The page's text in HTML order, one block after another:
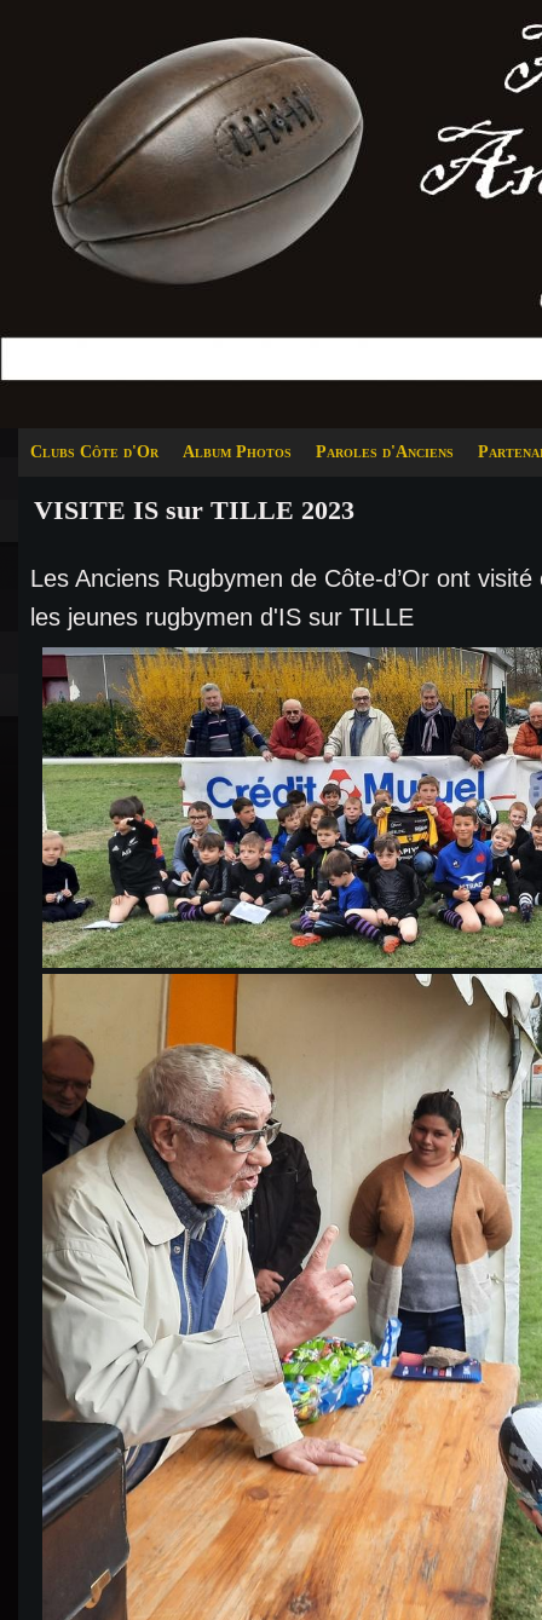
Clubs Côte d'Or Album Photos Paroles d'Anciens
VISITE IS sur TILLE 2023
Les Anciens Rugbymen de Côte-d’Or ont
les jeunes rugbymen d'IS sur TILLE